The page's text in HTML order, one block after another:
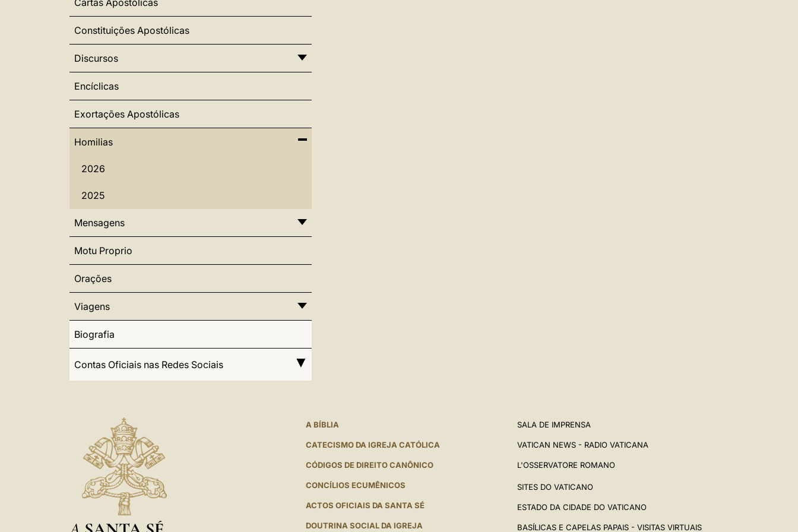
Constituições Apostólicas
Discursos
Encíclicas
Exortações Apostólicas
Homilias
2026
2025
Mensagens
Motu Proprio
Orações
Viagens
Biografia
Contas Oficiais nas Redes Sociais
A BÍBLIA
CATECISMO DA IGREJA CATÓLICA
CÓDIGOS DE DIREITO CANÔNICO
CONCÍLIOS ECUMÊNICOS
ACTOS OFICIAIS DA SANTA SÉ
DOUTRINA SOCIAL DA IGREJA
SALA DE IMPRENSA
VATICAN NEWS - RADIO VATICANA
L'OSSERVATORE ROMANO
SITES DO VATICANO
ESTADO DA CIDADE DO VATICANO
BASÍLICAS E CAPELAS PAPAIS - VISITAS VIRTUAIS